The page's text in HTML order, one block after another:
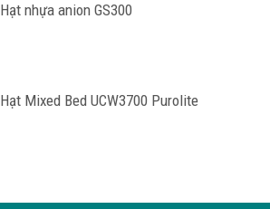
Hạt nhựa anion GS300
Hạt Mixed Bed UCW3700 Purolite